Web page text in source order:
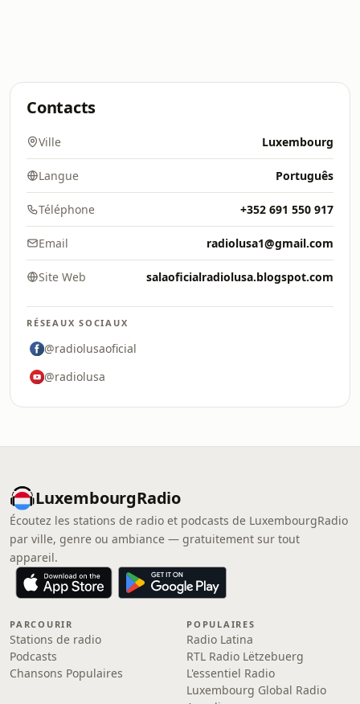
Contacts
Ville Luxembourg
Langue Português
Téléphone +352 691 550 917
Email radiolusa1@gmail.com
Site Web salaoficialradiolusa.blogspot.com
RÉSEAUX SOCIAUX
@radiolusaoficial
@radiolusa
LuxembourgRadio
Écoutez les stations de radio et podcasts de LuxembourgRadio
par ville, genre ou ambiance — gratuitement sur tout
appareil.
PARCOURIR
Stations de radio
Podcasts
Chansons Populaires
POPULAIRES
Radio Latina
RTL Radio Lëtzebuerg
L'essentiel Radio
Luxembourg Global Radio